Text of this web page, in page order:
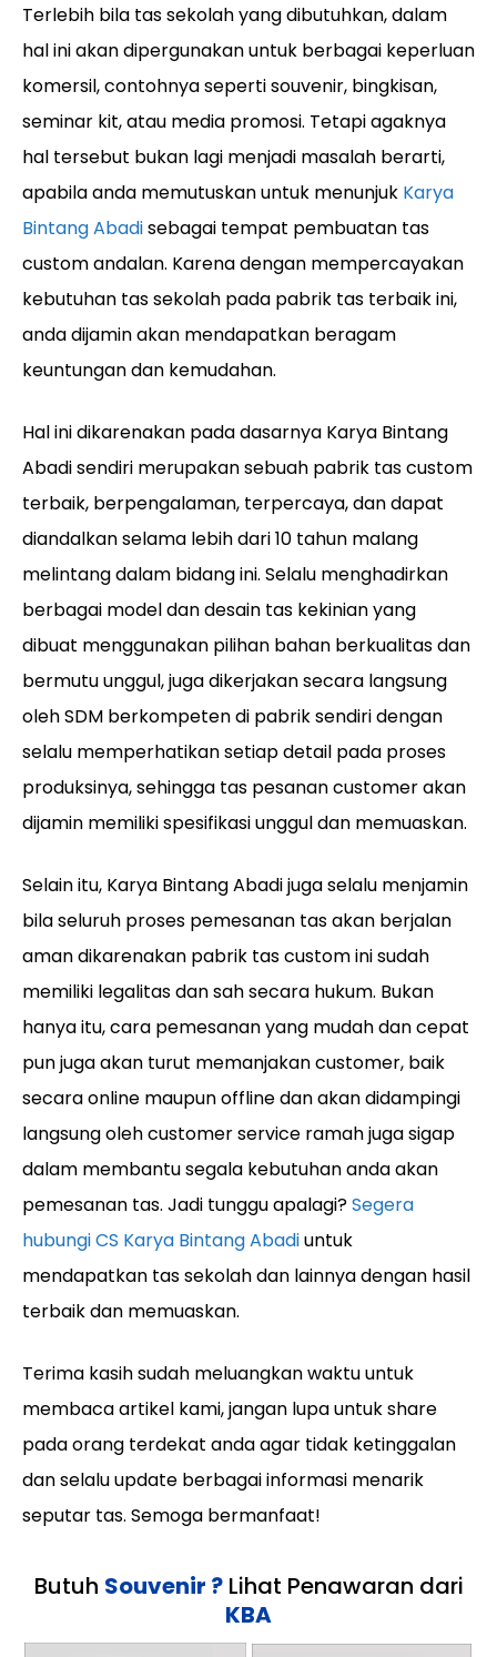
Terlebih bila tas sekolah yang dibutuhkan, dalam
hal ini akan dipergunakan untuk berbagai keperluan
komersil, contohnya seperti souvenir, bingkisan,
seminar kit, atau media promosi. Tetapi agaknya
hal tersebut bukan lagi menjadi masalah berarti,
apabila anda memutuskan untuk menunjuk Karya
Bintang Abadisebagai tempat pembuatan tas
custom andalan. Karena dengan mempercayakan
kebutuhan tas sekolah pada pabrik tas terbaik ini,
anda dijamin akan mendapatkan beragam
keuntungan dan kemudahan.
Hal ini dikarenakan pada dasarnya Karya Bintang
Abadi sendiri merupakan sebuah pabrik tas custom
terbaik, berpengalaman, terpercaya, dan dapat
diandalkan selama lebih dari 10 tahun malang
melintang dalam bidang ini. Selalu menghadirkan
berbagai model dan desain tas kekinian yang
dibuat menggunakan pilihan bahan berkualitas dan
bermutu unggul, juga dikerjakan secara langsung
oleh SDM berkompeten di pabrik sendiri dengan
selalu memperhatikan setiap detail pada proses
produksinya, sehingga tas pesanan customer akan
dijamin memiliki spesifikasi unggul dan memuaskan.
Selain itu, Karya Bintang Abadi juga selalu menjamin
bila seluruh proses pemesanan tas akan berjalan
aman dikarenakan pabrik tas custom ini sudah
memiliki legalitas dan sah secara hukum. Bukan
hanya itu, cara pemesanan yang mudah dan cepat
pun juga akan turut memanjakan customer, baik
secara online maupun offline dan akan didampingi
langsung oleh customer service ramah juga sigap
dalam membantu segala kebutuhan anda akan
pemesanan tas. Jadi tunggu apalagi?Segera
hubungi CS Karya Bintang Abadiuntuk
mendapatkan tas sekolah dan lainnya dengan hasil
terbaik dan memuaskan.
Terima kasih sudah meluangkan waktu untuk
membaca artikel kami, jangan lupa untuk share
pada orang terdekat anda agar tidak ketinggalan
dan selalu update berbagai informasi menarik
seputar tas. Semoga bermanfaat!
Butuh Souvenir ?Lihat Penawaran dari
KBA